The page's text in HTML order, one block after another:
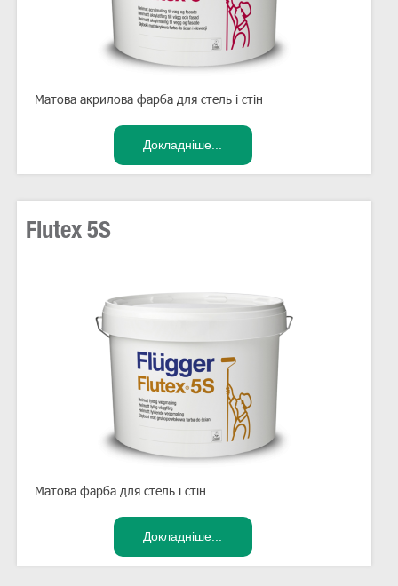
Матова акрилова фарба для стель і стін
Flutex 5S
Матова фарба для стель і стін